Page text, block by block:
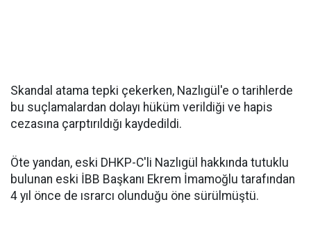
Skandal atama tepki çekerken, Nazlıgül'e o tarihlerde
bu suçlamalardan dolayı hüküm verildiği ve hapis
cezasına çarptırıldığı kaydedildi.
Öte yandan, eski DHKP-C'li Nazlıgül hakkında tutuklu
bulunan eski İBB Başkanı Ekrem İmamoğlu tarafından
4 yıl önce de ısrarcı olunduğu öne sürülmüştü.